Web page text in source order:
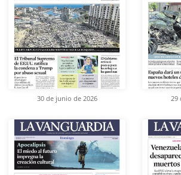
30 de junio de 2026 29